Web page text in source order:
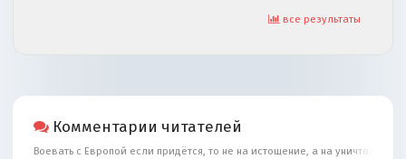
все результаты
Комментарии читателей
Воевать с Европой если придётся, то не на истощение, а на уничтожение